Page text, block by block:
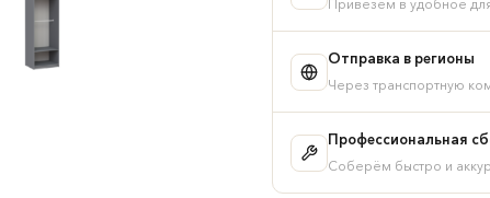
серый
Привезём в удобное
Отправка в регионы
Через транспортную
Профессиональная
Соберём быстро и